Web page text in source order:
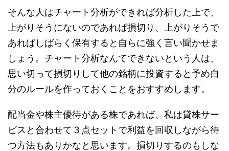
そんな人はチャート分析ができれば分析した上で、
上がりそうにないのであれば損切り、上がりそうで
あればしばらく保有すると自らに強く言い聞かせま
しょう。チャート分析なんてできないという人は、
思い切って損切りして他の銘柄に投資すると予め自
分のルールを作っておくことをおすすめします。
配当金や株主優待がある株であれば、私は貸株サー
ビスと合わせて３点セットで利益を回収しながら待
つ方法もありかなと思います。損切りするのもしな